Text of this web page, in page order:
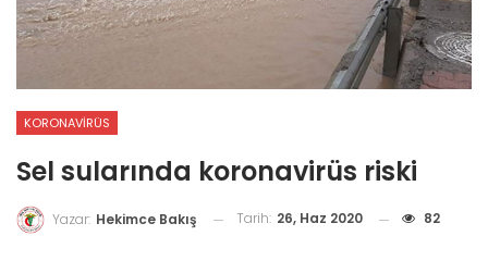
KORONAVIRÜS
Sel sularında koronavirüs riski
Yazar: Hekimce Bakış Tarih: 26, Haz 2020 82